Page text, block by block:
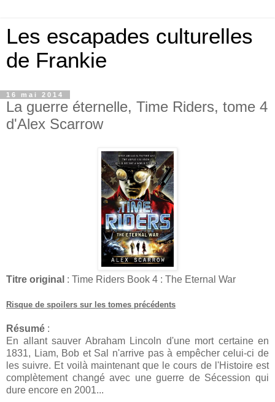
Les escapades culturelles
de Frankie
16 mai 2014
La guerre éternelle, Time Riders, tome 4
d'Alex Scarrow
Titre original : Time Riders Book 4 : The Eternal War
Risque de spoilers sur les tomes précédents
Résumé :
En allant sauver Abraham Lincoln d'une mort certaine en
1831, Liam, Bob et Sal n'arrive pas à empêcher celui-ci de
les suivre. Et voilà maintenant que le cours de l'Histoire est
complètement changé avec une guerre de Sécession qui
dure encore en 2001...